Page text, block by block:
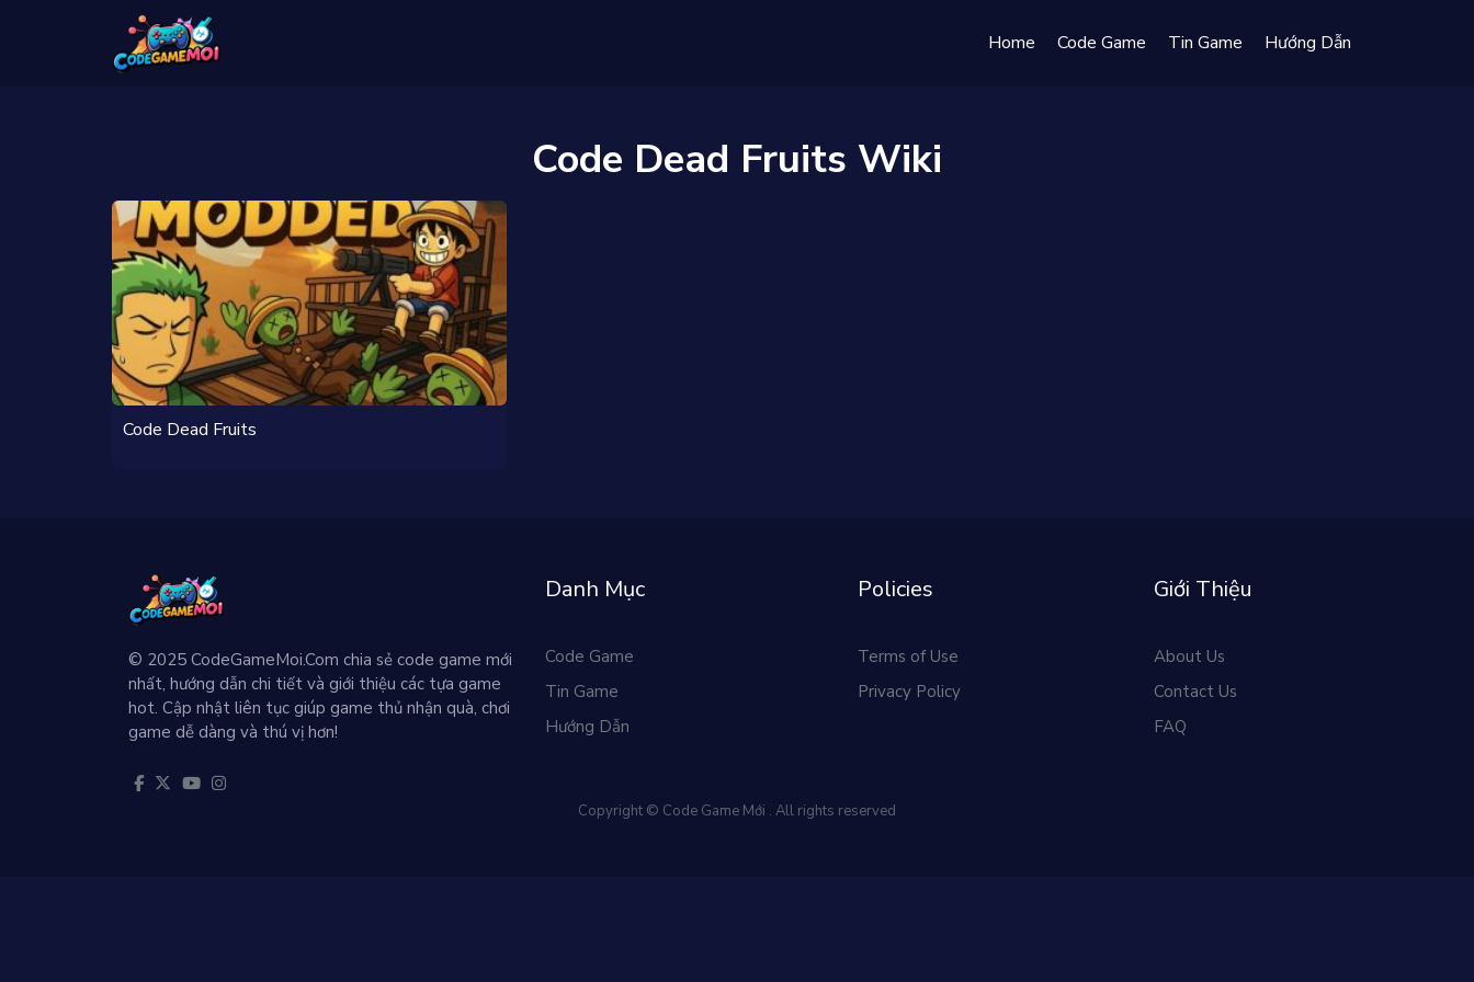
Home Code Game Tin Game Hướng Dẫn
Code Dead Fruits Wiki
Code Dead Fruits
© 2025 CodeGameMoi.Com chia sẻ code game mới
nhất, hướng dẫn chi tiết và giới thiệu các tựa game
hot. Cập nhật liên tục giúp game thủ nhận quà, chơi
game dễ dàng và thú vị hơn!
Danh Mục
Code Game
Tin Game
Hướng Dẫn
Policies
Terms of Use
Privacy Policy
Giới Thiệu
About Us
Contact Us
FAQ
Copyright © Code Game Mới . All rights reserved